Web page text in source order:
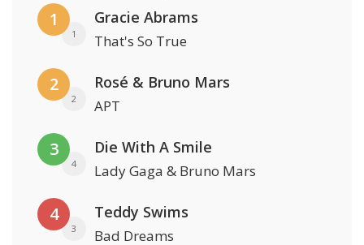
1
1
Gracie Abrams
That's So True
2
2
Rosé & Bruno Mars
APT
3
4
Die With A Smile
Lady Gaga & Bruno Mars
4
3
Teddy Swims
Bad Dreams